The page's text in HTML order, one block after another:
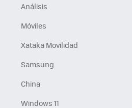
Análisis
Móviles
Xataka Movilidad
Samsung
China
Windows 11